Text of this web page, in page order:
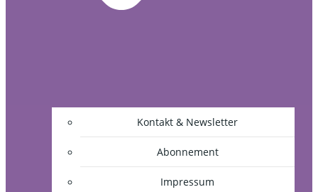
Kontakt & Newsletter
Abonnement
Impressum